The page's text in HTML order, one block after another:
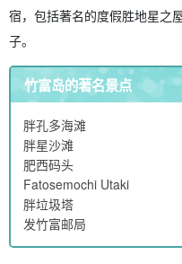
宿，包括著名的度假胜地星之
子。
竹富岛的著名景点
胖孔多海滩
胖星沙滩
肥西码头
Fatosemochi Utaki
胖垃圾塔
发竹富邮局